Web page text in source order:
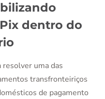
dentro do
resolver uma das
transfronteiriços
de pagamento